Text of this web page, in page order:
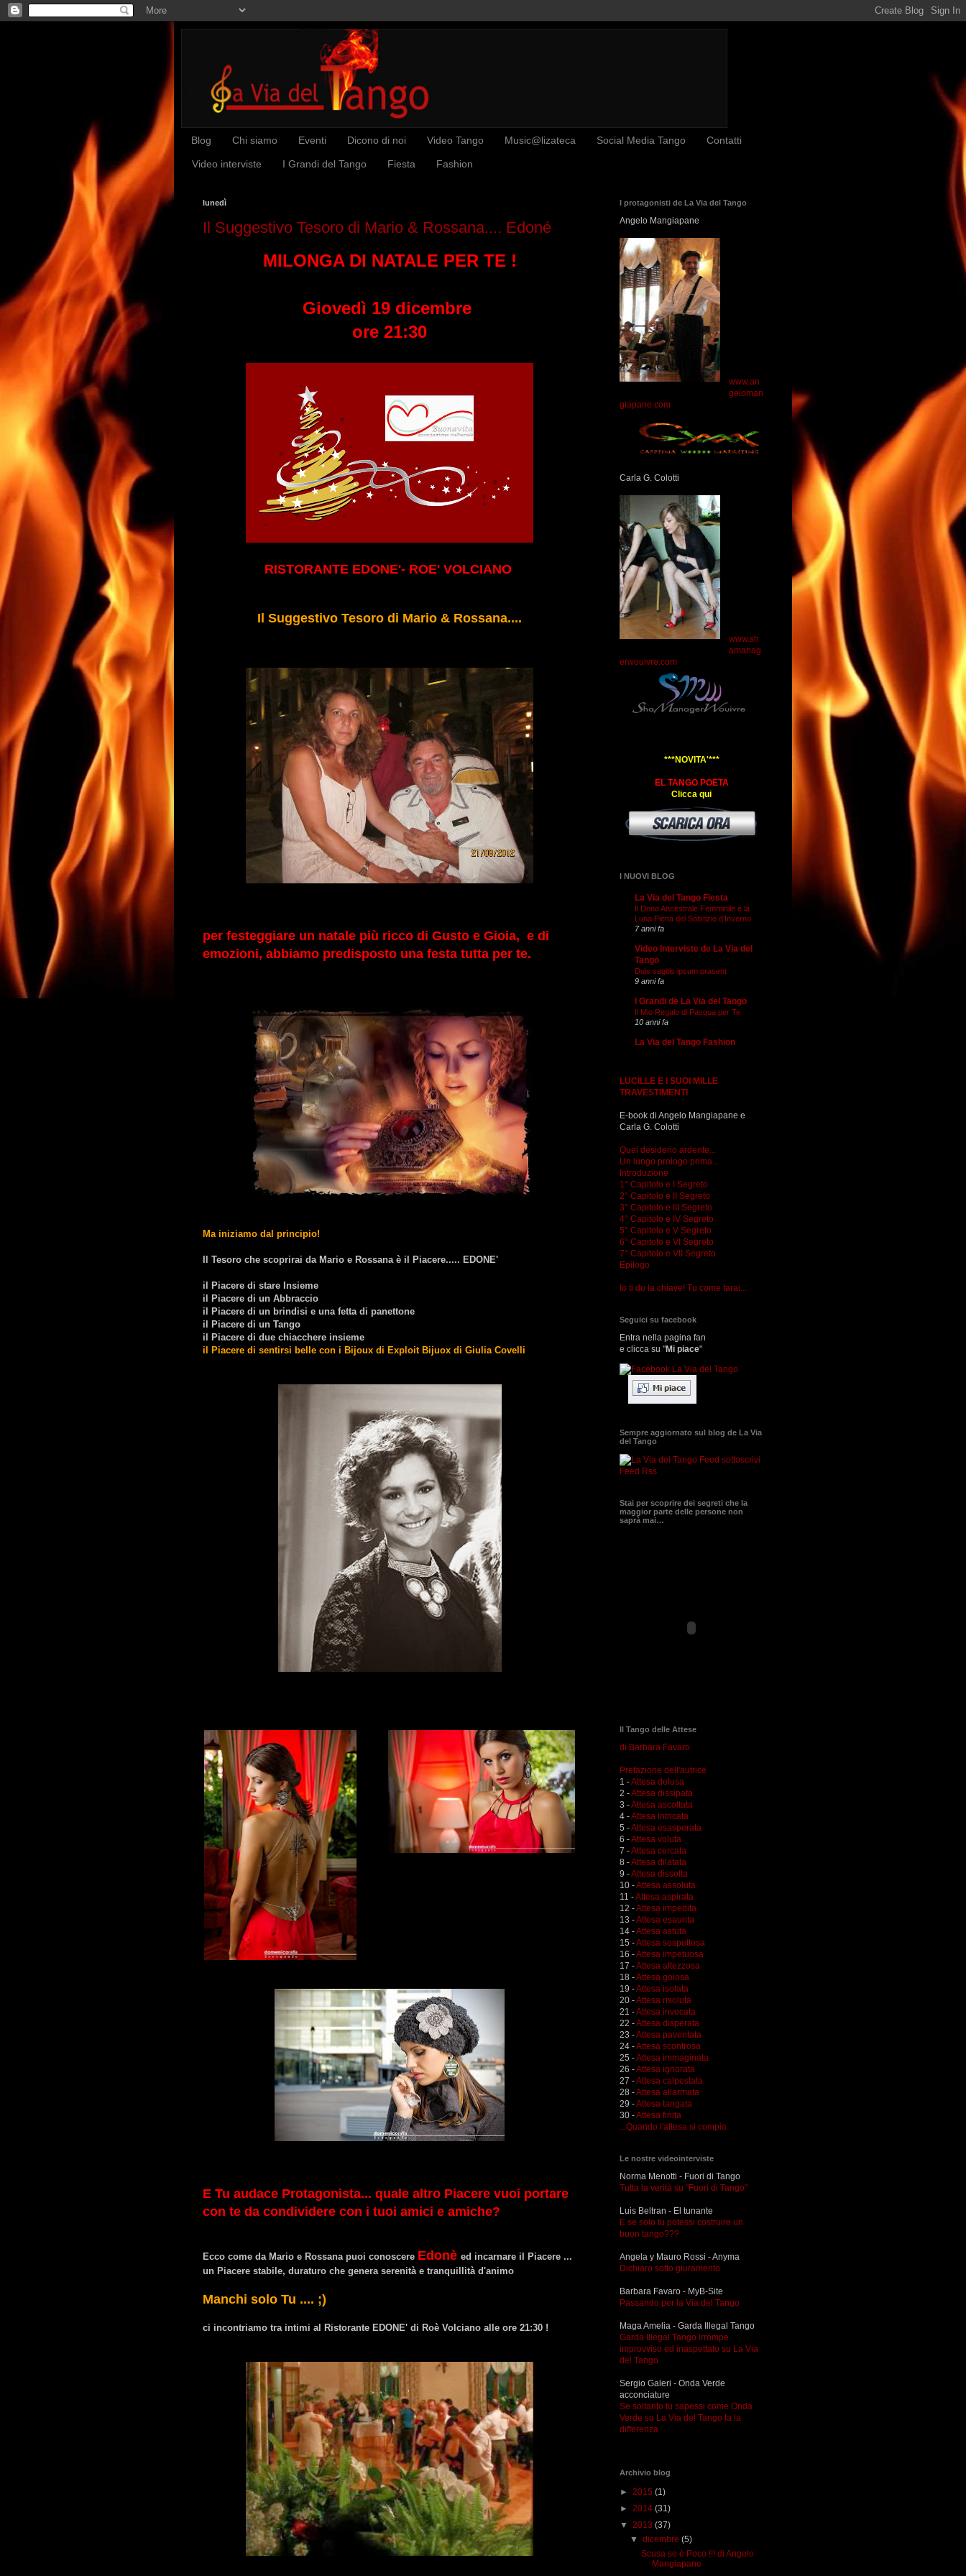
Blog Chi siamo Eventi Dicono di noi Video Tango Music@lizateca Social Media Tango Contatti
Video interviste I Grandi del Tango Fiesta Fashion
lunedì
Il Suggestivo Tesoro di Mario & Rossana.... Edoné
MILONGA DI NATALE PER TE !
Giovedì 19 dicembre
ore 21:30
RISTORANTE EDONE'- ROE' VOLCIANO
Il Suggestivo Tesoro di Mario & Rossana....
per festeggiare un natale più ricco di Gusto e Gioia, e di
emozioni, abbiamo predisposto una festa tutta per te.
Ma iniziamo dal principio!
Il Tesoro che scoprirai da Mario e Rossana è il Piacere..... EDONE'
il Piacere di stare Insieme
il Piacere di un Abbraccio
il Piacere di un brindisi e una fetta di panettone
il Piacere di un Tango
il Piacere di due chiacchere insieme
il Piacere di sentirsi belle con i Bijoux di Exploit Bijuox di Giulia Covelli
E Tu audace Protagonista... quale altro Piacere vuoi portare
con te da condividere con i tuoi amici e amiche?
Ecco come da Mario e Rossana puoi conoscere Edonè ed incarnare il Piacere ...
un Piacere stabile, duraturo che genera serenità e tranquillità d'animo
Manchi solo Tu .... ;)
ci incontriamo tra intimi al Ristorante EDONE' di Roè Volciano alle ore 21:30 !
I protagonisti de La Via del Tango
Angelo Mangiapane
www.an
geloman
giapane.com
Carla G. Colotti
www.sh
amanag
erwouivre.com
***NOVITA'***
EL TANGO POETA
Clicca qui
I NUOVI BLOG
La Via del Tango Fiesta
Il Dono Ancestrale Femminile e la
Luna Piena del Solstizio d’Inverno
7 anni fa
Video Interviste de La Via del
Tango
Duis sagitis ipsum prasent
9 anni fa
I Grandi de La Via del Tango
Il Mio Regalo di Pasqua per Te
10 anni fa
La Via del Tango Fashion
LUCILLE E I SUOI MILLE
TRAVESTIMENTI
E-book di Angelo Mangiapane e
Carla G. Colotti
Quel desiderio ardente...
Un lungo prologo prima...
Introduzione
1° Capitolo e I Segreto
2° Capitolo e II Segreto
3° Capitolo e III Segreto
4° Capitolo e IV Segreto
5° Capitolo e V Segreto
6° Capitolo e VI Segreto
7° Capitolo e VII Segreto
Epilogo
Io ti do la chiave! Tu come farai...
Seguici su facebook
Entra nella pagina fan
e clicca su "Mi piace"
Sempre aggiornato sul blog de La Via
del Tango
sottoscrivi
Feed Rss
Stai per scoprire dei segreti che la
maggior parte delle persone non
saprà mai…
Il Tango delle Attese
di Barbara Favaro
Prefazione dell'autrice
1 -Attesa delusa
2 -Attesa dissipata
3 -Attesa ascoltata
4 -Attesa intricata
5 -Attesa esasperata
6 -Attesa voluta
7 -Attesa cercata
8 -Attesa dilatata
9 -Attesa dissolta
10 -Attesa assoluta
11 -Attesa aspirata
12 -Attesa impedita
13 -Attesa esaurita
14 -Attesa astuta
15 -Attesa sospettosa
16 -Attesa impetuosa
17 -Attesa altezzosa
18 -Attesa golosa
19 -Attesa isolata
20 -Attesa risoluta
21 -Attesa invocata
22 -Attesa disperata
23 -Attesa paventata
24 -Attesa scontrosa
25 -Attesa immaginata
26 -Attesa ignorata
27 -Attesa calpestata
28 -Attesa allarmata
29 -Attesa tangata
30 -Attesa finita
...Quando l'attesa si compie
Le nostre videointerviste
Norma Menotti - Fuori di Tango
Tutta la verità su "Fuori di Tango"
Luis Beltran - El tunante
E se solo tu potessi costruire un
buon tango???
Angela y Mauro Rossi - Anyma
Dichiaro sotto giuramento
Barbara Favaro - MyB-Site
Passando per la Via del Tango
Maga Amelia - Garda Illegal Tango
Garda Illegal Tango irrompe
improvviso ed inaspettato su La Via
del Tango
Sergio Galeri - Onda Verde
acconciature
Se soltanto tu sapessi come Onda
Verde su La Via del Tango fa la
differenza
Archivio blog
► 2015 (1)
► 2014 (31)
▼ 2013 (37)
▼dicembre(5)
Scusa se è Poco !!! di Angelo
Mangiapane